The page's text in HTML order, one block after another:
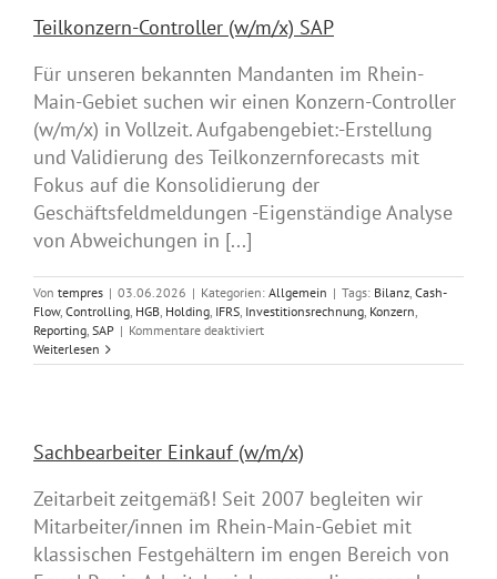
Teilkonzern-Controller (w/m/x) SAP
Für unseren bekannten Mandanten im Rhein-
Main-Gebiet suchen wir einen Konzern-Controller
(w/m/x) in Vollzeit. Aufgabengebiet:-Erstellung
und Validierung des Teilkonzernforecasts mit
Fokus auf die Konsolidierung der
Geschäftsfeldmeldungen -Eigenständige Analyse
von Abweichungen in [...]
Von tempres | 03.06.2026 | Kategorien: Allgemein | Tags: Bilanz, Cash-
Flow, Controlling, HGB, Holding, IFRS, Investitionsrechnung, Konzern,
Reporting, SAP | Kommentare deaktiviertfür
Controller
Weiterlesen
Sachbearbeiter Einkauf (w/m/x)
Zeitarbeit zeitgemäß! Seit 2007 begleiten wir
Mitarbeiter/innen im Rhein-Main-Gebiet mit
klassischen Festgehältern im engen Bereich von